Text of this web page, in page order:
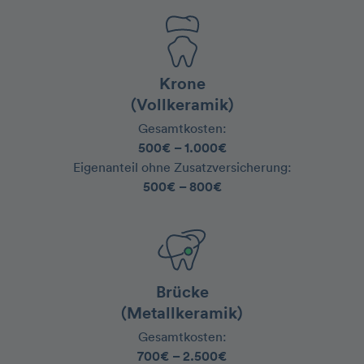
Krone
(Vollkeramik)
Gesamtkosten:
500€ – 1.000€
‍Eigenanteil ohne Zusatzversicherung:
500€ – 800€
Brücke
(Metallkeramik)
Gesamtkosten:
700€ – 2.500€